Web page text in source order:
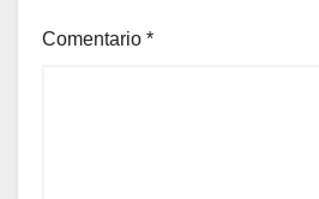
Comentario *